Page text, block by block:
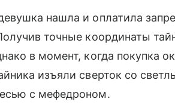
нашла и оплатила
точные координаты
в момент, когда покупка
изъяли сверток со
с мефедроном.